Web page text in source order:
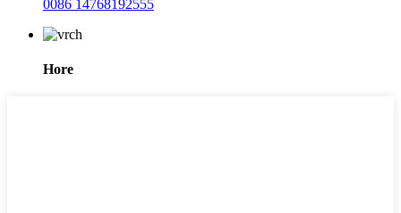
0086 14768192555
Hore